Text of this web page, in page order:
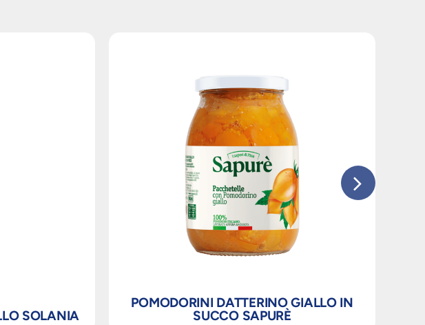
SOLANIA
POMODORINI DATTERINO GIALLO IN
SUCCO SAPURÈ